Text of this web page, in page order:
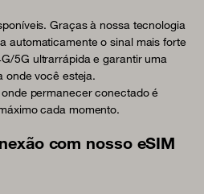
Graças à nossa tecnologia
automaticamente o sinal mais forte
5G ultrarrápida e garantir uma
onde você esteja.
permanecer conectado é
cada momento.
com nosso eSIM